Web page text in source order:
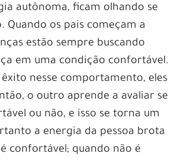
autônoma, ficam olhando se
Quando os pais começam a
estão sempre buscando
em uma condição confortável.
êxito nesse comportamento, eles
o outro aprende a avaliar se
ou não, e isso se torna um
a energia da pessoa brota
confortável; quando não é